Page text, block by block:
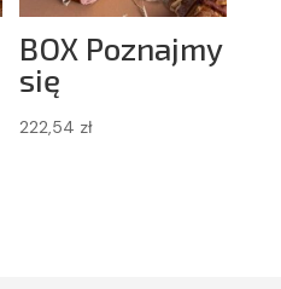
BOX Poznajmy
się
222,54 zł